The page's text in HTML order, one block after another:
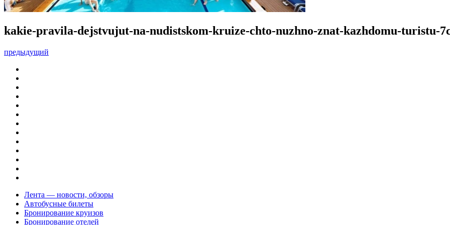
kakie-pravila-dejstvujut-na-nudistskom-kruize-chto-nuzhno-znat-kazhdomu-turistu-
предыдущий
Лента — новости, обзоры
Автобусные билеты
Бронирование круизов
Бронирование отелей